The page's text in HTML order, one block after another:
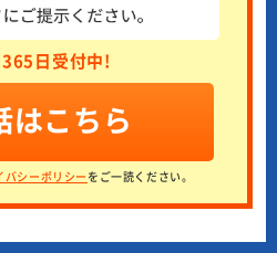
日受付中!
はこちら
バシーポリシー をご一読ください。